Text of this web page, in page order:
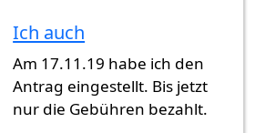
vonBill (nicht überprüft)
Ich auch
Am 17.11.19 habe ich den
Antrag eingestellt. Bis jetzt
nur die Gebühren bezahlt.